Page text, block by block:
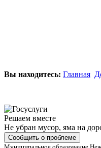
Вы находитесь: Главная
Решаем вместе
Не убран мусор, яма на
Сообщить о проблеме